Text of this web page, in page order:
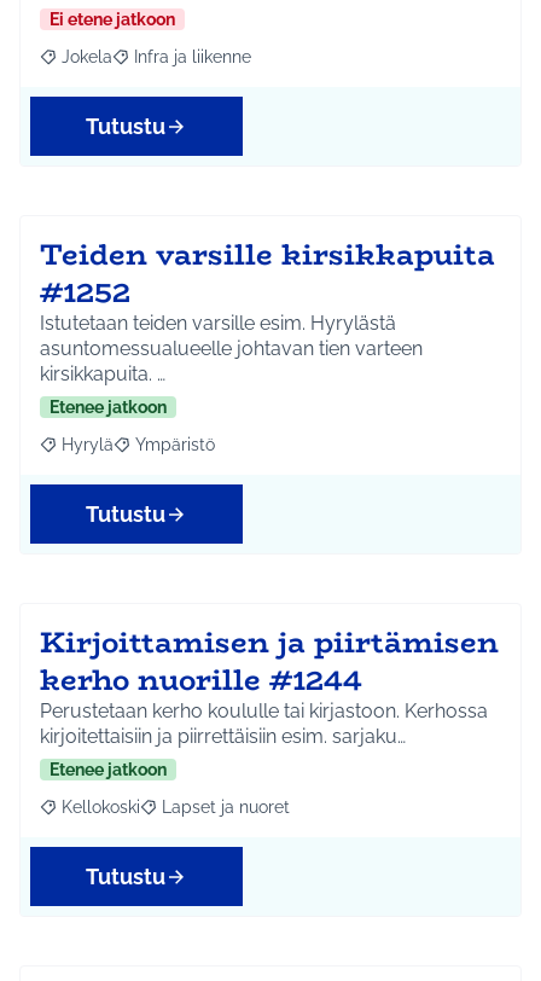
Ei etene jatkoon
Rajaa tulokset aihepiirin mukaan: Jokela
Jokela Rajaa tulokset teeman mukaan: Infra ja liikenne
Infra ja liikenne
Tutustu
Teiden varsille kirsikkapuita
#1252
Istutetaan teiden varsille esim. Hyrylästä
asuntomessualueelle johtavan tien varteen
kirsikkapuita. …
Etenee jatkoon
Rajaa tulokset aihepiirin mukaan: Hyrylä
Hyrylä Rajaa tulokset teeman mukaan: Ympäristö
Ympäristö
Tutustu
Kirjoittamisen ja piirtämisen
kerho nuorille #1244
Perustetaan kerho koululle tai kirjastoon. Kerhossa
kirjoitettaisiin ja piirrettäisiin esim. sarjaku…
Etenee jatkoon
Rajaa tulokset aihepiirin mukaan: Kellokoski
Kellokoski Rajaa tulokset teeman mukaan: Lapset ja nuoret
Lapset ja nuoret
Tutustu